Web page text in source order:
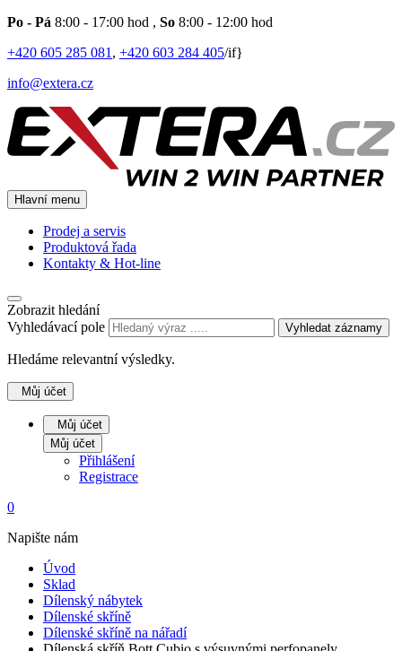
Po - Pá 8:00 - 17:00 hod , So 8:00 - 12:00 hod
+420 605 285 081 , +420 603 284 405/if}
info@extera.cz
Hlavní menu
Prodej a servis
Produktová řada
Kontakty & Hot-line
Zobrazit hledání
Vyhledávací pole
Vyhledat záznamy
Hledáme relevantní výsledky.
Můj účet
Můj účet
Můj účet
Přihlášení
Registrace
0
Napište nám
Úvod
Sklad
Dílenský nábytek
Dílenské skříně
Dílenské skříně na nářadí